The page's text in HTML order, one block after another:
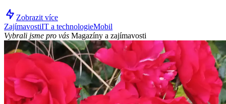
Zobrazit více
ZajímavostiIT a technologieMobil
Vybrali jsme pro vás Magazíny a zajímavosti